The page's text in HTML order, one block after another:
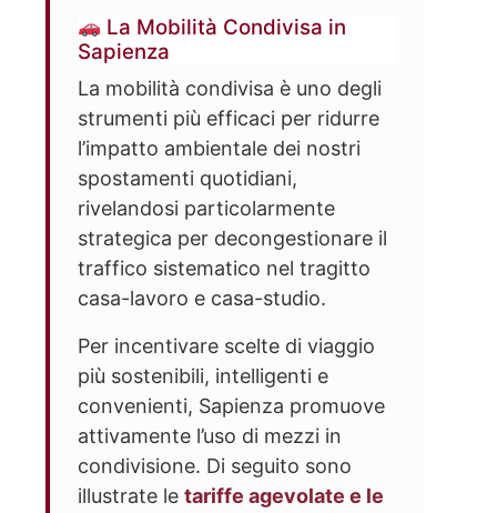
La Mobilità Condivisa in
Sapienza
La mobilità condivisa è uno degli
strumenti più efficaci per ridurre
l’impatto ambientale dei nostri
spostamenti quotidiani,
rivelandosi particolarmente
strategica per decongestionare il
traffico sistematico nel tragitto
casa-lavoro e casa-studio.
Per incentivare scelte di viaggio
più sostenibili, intelligenti e
convenienti, Sapienza promuove
attivamente l’uso di mezzi in
condivisione. Di seguito sono
illustrate le tariffe agevolate e le